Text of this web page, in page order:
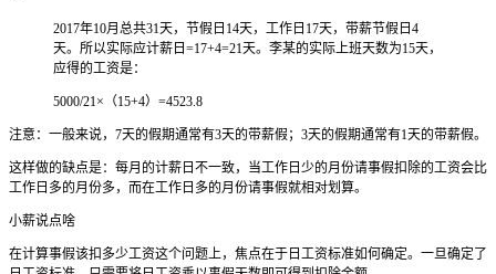
2017年10月总共31天，节假日14天，工作日17天，带薪节假日4
天。所以实际应计薪日=17+4=21天。李某的实际上班天数为15天，
应得的工资是：
5000/21×（15+4）=4523.8
注意：一般来说，7天的假期通常有3天的带薪假；3天的假期通常有1天的带薪假。
这样做的缺点是：每月的计薪日不一致，当工作日少的月份请事假扣除的工资会比
工作日多的月份多，而在工作日多的月份请事假就相对划算。
小薪说点啥
在计算事假该扣多少工资这个问题上，焦点在于日工资标准如何确定。一旦确定了